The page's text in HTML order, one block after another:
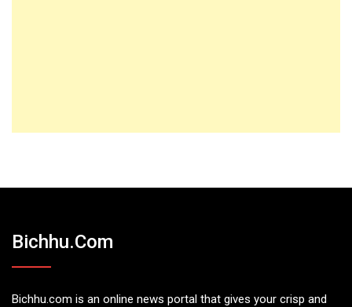
Bichhu.com
Bichhu.com is an online news portal that gives your crisp and